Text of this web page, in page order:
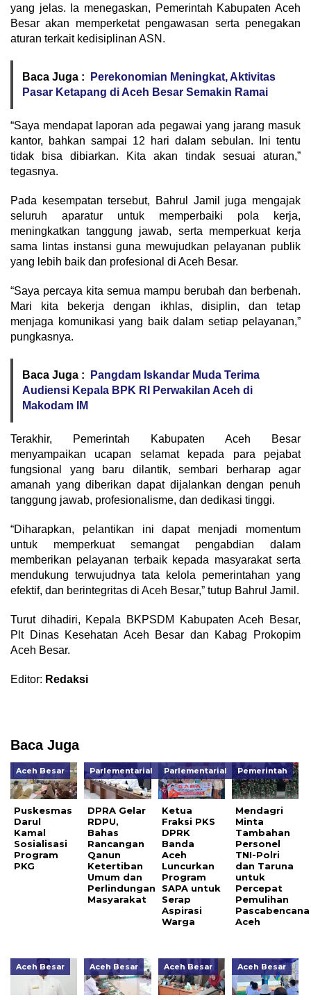
yang jelas. Ia menegaskan, Pemerintah Kabupaten Aceh
Besar akan memperketat pengawasan serta penegakan
aturan terkait kedisiplinan ASN.
Baca Juga :
Perekonomian Meningkat, Aktivitas
Pasar Ketapang di Aceh Besar Semakin Ramai
“Saya mendapat laporan ada pegawai yang jarang masuk
kantor, bahkan sampai 12 hari dalam sebulan. Ini tentu
tidak bisa dibiarkan. Kita akan tindak sesuai aturan,”
tegasnya.
Pada kesempatan tersebut, Bahrul Jamil juga mengajak
seluruh aparatur untuk memperbaiki pola kerja,
meningkatkan tanggung jawab, serta memperkuat kerja
sama lintas instansi guna mewujudkan pelayanan publik
yang lebih baik dan profesional di Aceh Besar.
“Saya percaya kita semua mampu berubah dan berbenah.
Mari kita bekerja dengan ikhlas, disiplin, dan tetap
menjaga komunikasi yang baik dalam setiap pelayanan,”
pungkasnya.
Baca Juga :
Pangdam Iskandar Muda Terima
Audiensi Kepala BPK RI Perwakilan Aceh di
Makodam IM
Terakhir, Pemerintah Kabupaten Aceh Besar
menyampaikan ucapan selamat kepada para pejabat
fungsional yang baru dilantik, sembari berharap agar
amanah yang diberikan dapat dijalankan dengan penuh
tanggung jawab, profesionalisme, dan dedikasi tinggi.
“Diharapkan, pelantikan ini dapat menjadi momentum
untuk memperkuat semangat pengabdian dalam
memberikan pelayanan terbaik kepada masyarakat serta
mendukung terwujudnya tata kelola pemerintahan yang
efektif, dan berintegritas di Aceh Besar,” tutup Bahrul Jamil.
Turut dihadiri, Kepala BKPSDM Kabupaten Aceh Besar,
Plt Dinas Kesehatan Aceh Besar dan Kabag Prokopim
Aceh Besar.
Editor: Redaksi
Baca Juga
Aceh Besar
Puskesmas
Darul
Kamal
Sosialisasi
Program
PKG
Parlementarial
DPRA Gelar
RDPU,
Bahas
Rancangan
Qanun
Ketertiban
Umum dan
Perlindungan
Masyarakat
Parlementarial
Ketua
Fraksi PKS
DPRK
Banda
Aceh
Luncurkan
Program
SAPA untuk
Serap
Aspirasi
Warga
Pemerintah
Mendagri
Minta
Tambahan
Personel
TNI-Polri
dan Taruna
untuk
Percepat
Pemulihan
Pascabencana
Aceh
Aceh Besar Aceh Besar Aceh Besar Aceh Besar